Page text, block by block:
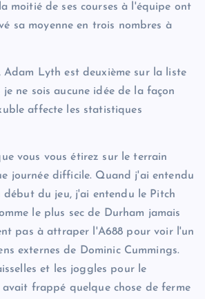
moitié de ses courses à l'équipe ont
sa moyenne en trois nombres à
Adam Lyth est deuxième sur la liste
ne sois aucune idée de la façon
affecte les statistiques
vous vous étirez sur le terrain
journée difficile. Quand j'ai entendu
début du jeu, j'ai entendu le Pitch
le plus sec de Durham jamais
pas à attraper l'A688 pour voir l'un
externes de Dominic Cummings.
et les joggles pour le
frappé quelque chose de ferme